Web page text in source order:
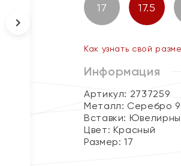
17 17.5
Как узнать свой
Информация
Артикул: 2737259
Металл: Серебро
Вставки:
Цвет: Красный
Размер:17